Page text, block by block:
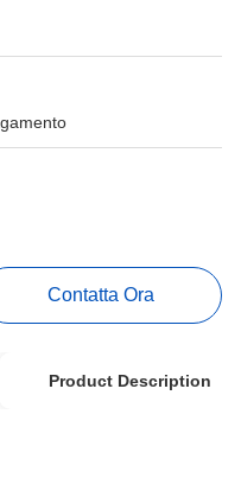
Contatta Ora
Product Description